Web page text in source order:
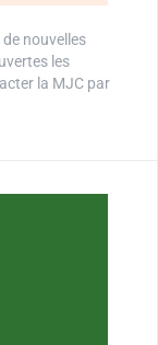
de nouvelles
les
la MJC par